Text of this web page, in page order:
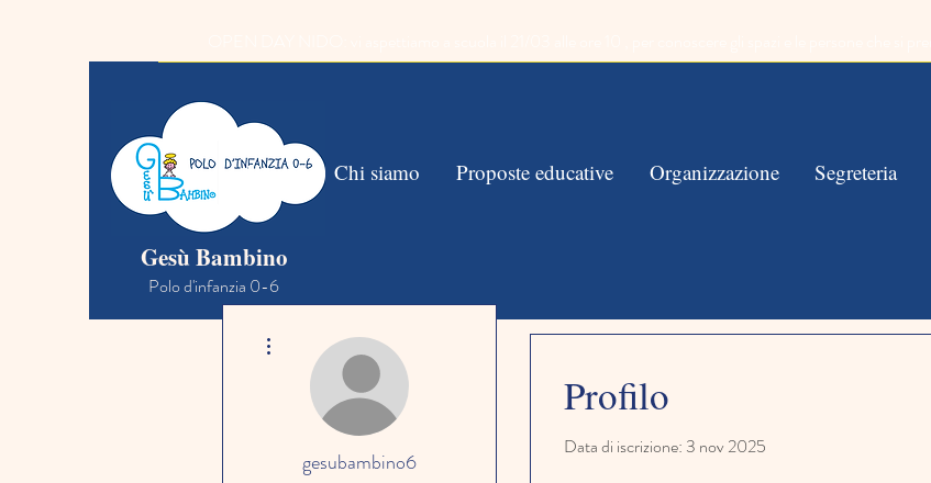
Gesù Bambino
Polo d'infanzia 0-6
Home Chi siamo Proposte educative Organizzazione Segreteria
Profilo
Data di iscrizione: 3 nov 2025
gesubambino6